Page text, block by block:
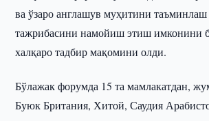
ва ўзаро англашув муҳитини таъминлаш
тажрибасини намойиш этиш имконини
халқаро тадбир мақомини олди.
Бўлажак форумда 15 та мамлакатдан,
Буюк Британия, Хитой, Саудия